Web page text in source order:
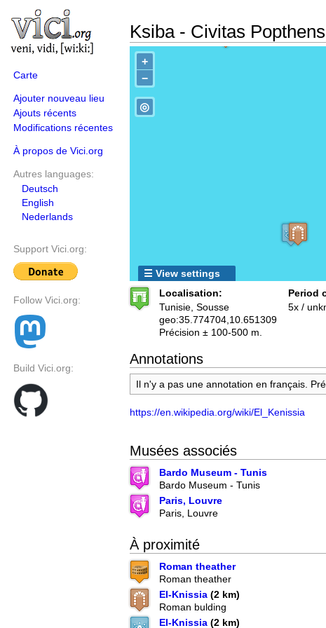
Carte
Ajouter nouveau lieu
Ajouts récents
Modifications récentes
À propos de Vici.org
Autres languages:
Deutsch
English
Nederlands
Support Vici.org:
Follow Vici.org:
Build Vici.org:
Ksiba - Civitas
+
−
◎
☰ View settings
Localisation:
Tunisie, Sousse
geo:35.774704,10.651309
Précision ± 100-500 m.
Period
5x /
Annotations
Il n'y a pas une annotation en français.
https://en.wikipedia.org/wiki/El_Kenissia
Musées associés
Bardo Museum - Tunis
Bardo Museum - Tunis
Paris, Louvre
Paris, Louvre
À proximité
Roman theather
Roman theather
El-Knissia (2 km)
Roman bulding
El-Knissia (2 km)